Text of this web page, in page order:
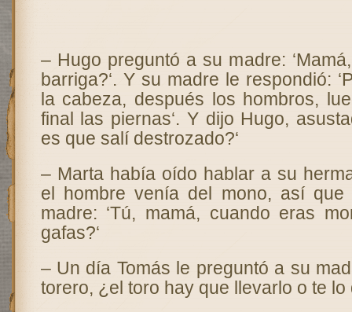
– Hugo preguntó a su madre:
barriga?‘. Y su madre le respondió:
la cabeza, después los hombros,
final las piernas‘. Y dijo Hugo,
es que salí destrozado?‘
– Marta había oído hablar a su
el hombre venía del mono, así
madre: ‘Tú, mamá, cuando eras
gafas?‘
– Un día Tomás le preguntó a su
torero, ¿el toro hay que llevarlo o te lo